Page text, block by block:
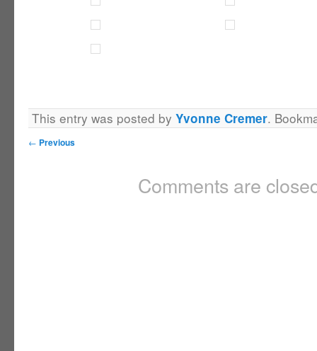
This entry was posted by Yvonne Cremer.
← Previous
Comments are